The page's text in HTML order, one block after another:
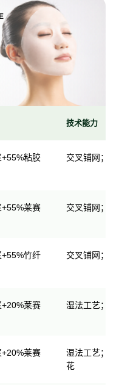
技术能力
粘胶 交叉铺网；
莱赛
交叉铺网；
竹纤
交叉铺网；
莱赛
湿法工艺；
莱赛
湿法工艺；
花